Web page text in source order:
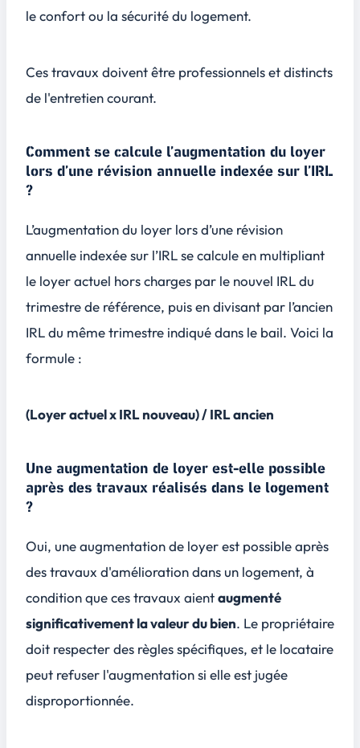
le confort ou la sécurité du logement.
Ces travaux doivent être professionnelset distincts
de l'entretien courant.
Comment se calcule l’augmentation du loyer
lors d’une révision annuelle indexée sur l’IRL
?
L’augmentation du loyer lors d’une révision
annuelle indexée sur l’IRL se calcule en multipliant
le loyer actuel hors charges par le nouvel IRL du
trimestre de référence, puis en divisant par l’ancien
IRL du même trimestre indiqué dans le bail. Voici la
formule :
(Loyer actuel x IRL nouveau) / IRL ancien
Une augmentation de loyer est-elle possible
après des travaux réalisés dans le logement
?
Oui, une augmentation de loyer est possible après
des travaux d'amélioration dans un logement, à
condition que ces travaux aientaugmenté
significativement la valeur du bien. Le propriétaire
doit respecter des règles spécifiques, et le locataire
peut refuser l'augmentation si elle est jugée
disproportionnée.